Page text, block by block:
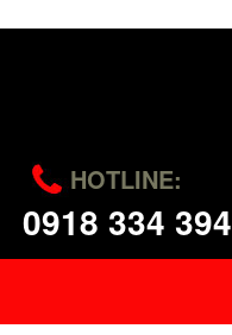
HOTLINE:
0918 334 394